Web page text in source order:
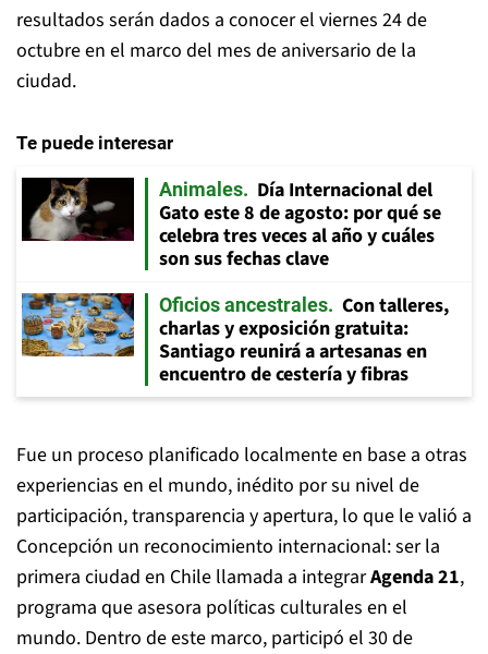
resultados serán dados a conocer el viernes 24 de
octubre en el marco del mes de aniversario de la
ciudad.
Te puede interesar
Animales
Día Internacional del
Gato este 8 de agosto: por qué se
celebra tres veces al año y cuáles
son sus fechas clave
Oficios ancestrales
Con talleres,
charlas y exposición gratuita:
Santiago reunirá a artesanas en
encuentro de cestería y fibras
Fue un proceso planificado localmente en base a otras
experiencias en el mundo, inédito por su nivel de
participación, transparencia y apertura, lo que le valió a
Concepción un reconocimiento internacional: ser la
primera ciudad en Chile llamada a integrarAgenda 21,
programa que asesora políticas culturales en el
mundo. Dentro de este marco, participó el 30 de